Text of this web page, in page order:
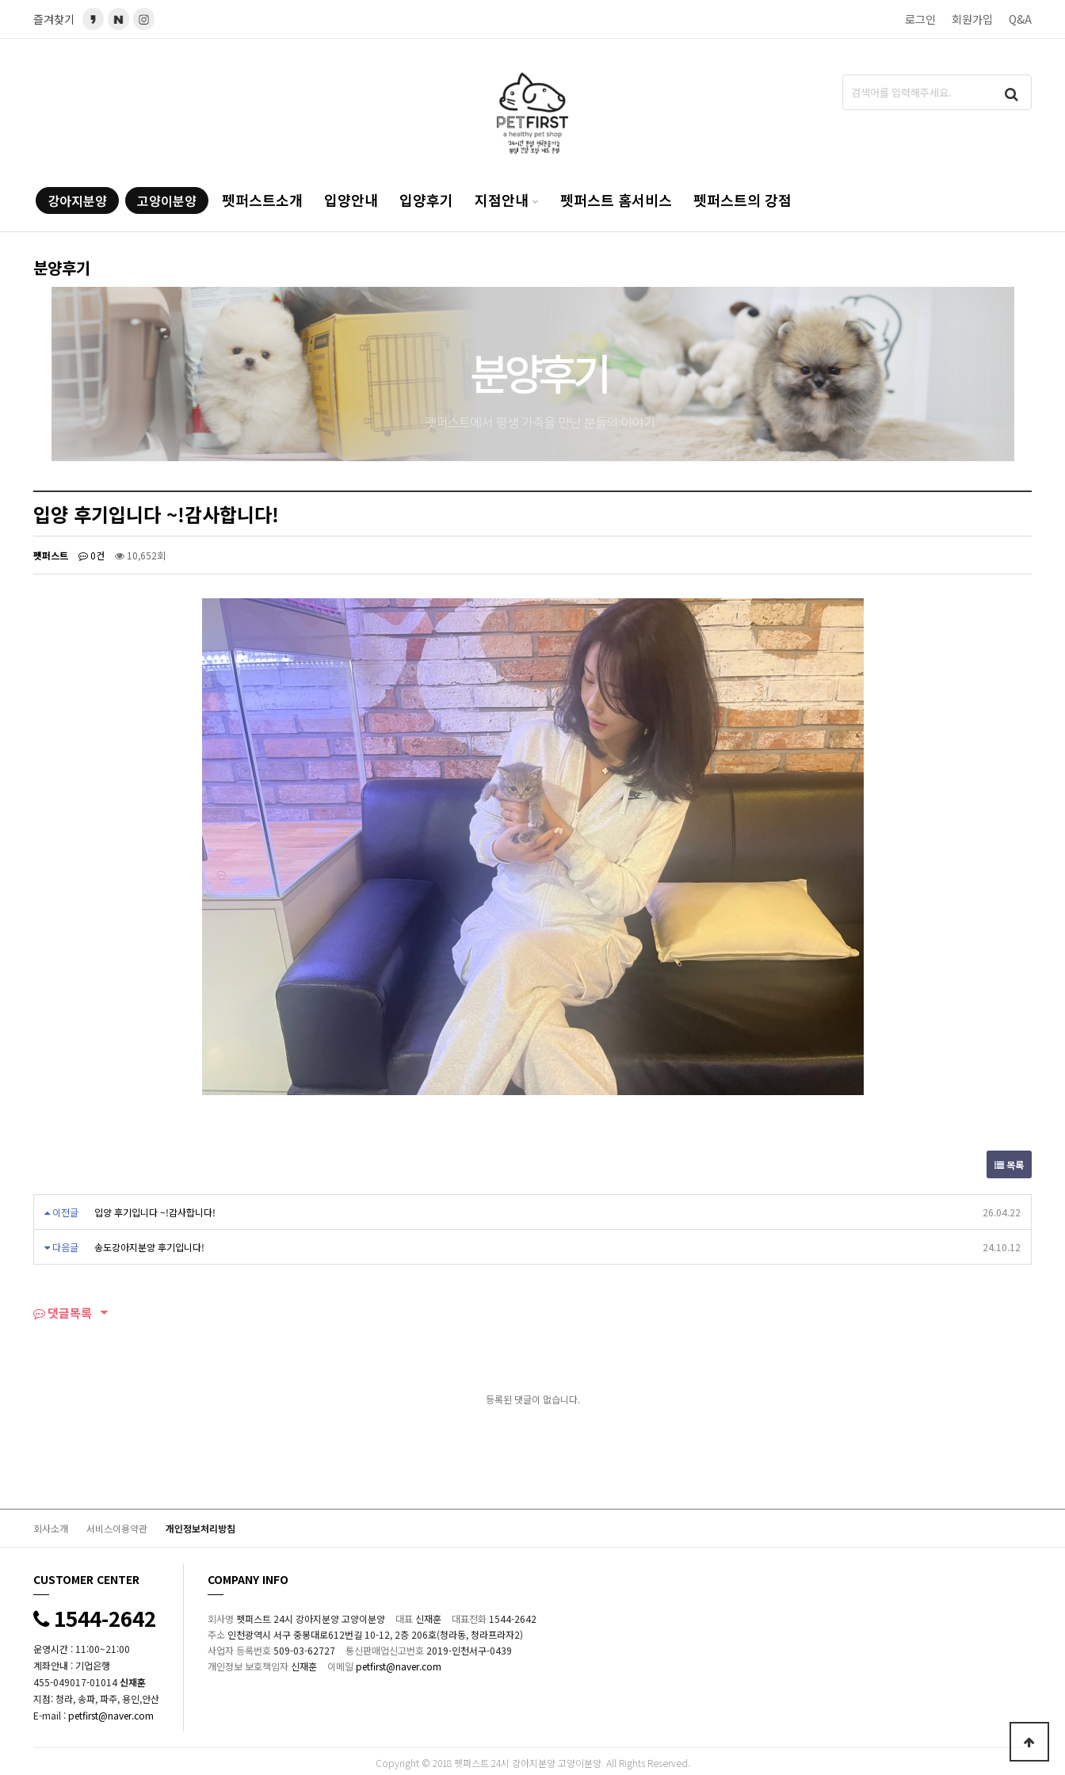
즐겨찾기 로그인 회원가입 Q&A
강아지분양 고양이분양 펫퍼스트소개 입양안내 입양후기 지점안내 펫퍼스트 홈서비스 펫퍼스트의 강점
분양후기
입양 후기입니다 ~!감사합니다!
펫퍼스트 0건 10,652회
목록
이전글 입양 후기입니다 ~!감사합니다! 26.04.22
다음글 송도강아지분양 후기입니다! 24.10.12
댓글목록
등록된 댓글이 없습니다.
회사소개 서비스이용약관 개인정보처리방침
CUSTOMER CENTER
1544-2642
운영시간 : 11:00~21:00
계좌안내 : 기업은행
455-049017-01014신재훈
지점: 청라, 송파, 파주, 용인,안산
E-mail :petfirst@naver.com
COMPANY INFO
회사명 펫퍼스트 24시 강아지분양 고양이분양 대표 신재훈 대표전화 1544-2642
주소 인천광역시 서구 중봉대로612번길 10-12, 2층 206호(청라동, 청라프라자2)
사업자 등록번호509-03-62727 통신판매업신고번호 2019-인천서구-0439
개인정보 보호책임자 신재훈 이메일 petfirst@naver.com
Copyright © 2018 펫퍼스트 24시 강아지분양 고양이분양. All Rights Reserved.